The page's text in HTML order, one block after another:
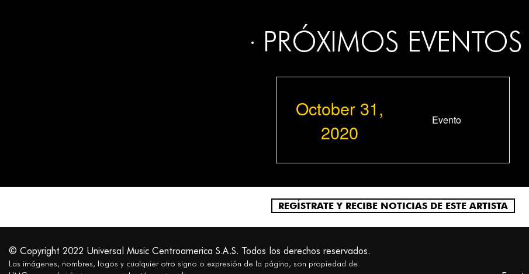
PRÓXIMOS EVENTOS
October 31,
2020
Evento
REGÍSTRATE Y RECIBE NOTICIAS DE ESTE ARTISTA
© Copyright 2022 Universal Music Centroamerica S.A.S. Todos los derechos reservados.
Las imágenes, nombres, logos y cualquier otro signo o expresión de la página, son propiedad de